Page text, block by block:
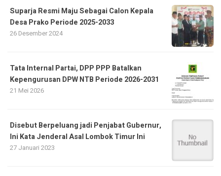
Suparja Resmi Maju Sebagai Calon Kepala
Desa Prako Periode 2025-2033
26 Desember 2024
Tata Internal Partai, DPP PPP Batalkan
Kepengurusan DPW NTB Periode 2026-2031
21 Mei 2026
Disebut Berpeluang jadi Penjabat Gubernur,
Ini Kata Jenderal Asal Lombok Timur Ini
27 Januari 2023